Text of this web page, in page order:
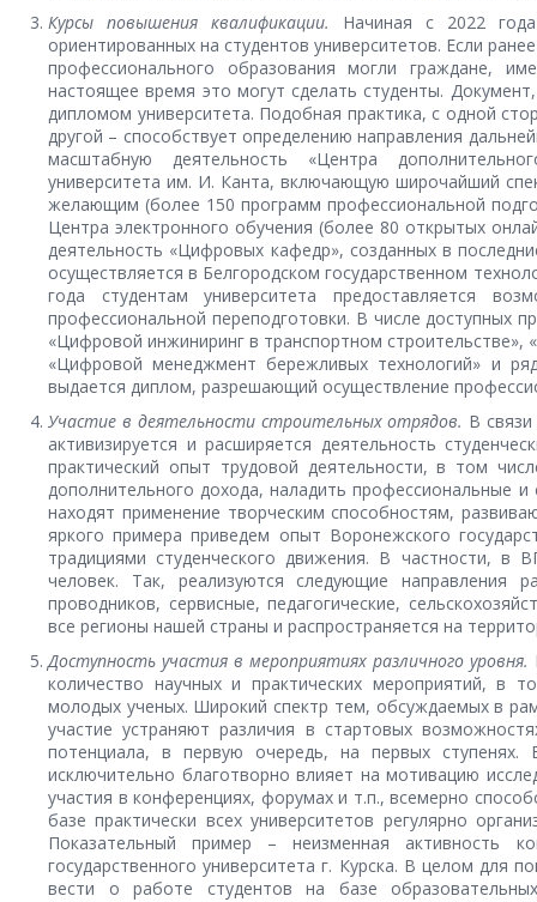
Курсы повышения квалификации. Начиная с 2022
ориентированных на студентов университетов. Если
профессионального образования могли граждане,
настоящее время это могут сделать студенты.
дипломом университета. Подобная практика, с одной
другой – способствует определению направления
масштабную деятельность «Центра
университета им. И. Канта, включающую широчайший
желающим (более 150 программ профессиональной
Центра электронного обучения (более 80 открытых
деятельность «Цифровых кафедр», созданных в
осуществляется в Белгородском государственном
года студентам университета предоставляется
профессиональной переподготовки. В числе доступных
«Цифровой инжиниринг в транспортном
«Цифровой менеджмент бережливых технологий» и
выдается диплом, разрешающий осуществление
Участие в деятельности строительных отрядов. В
активизируется и расширяется деятельность
практический опыт трудовой деятельности, в том
дополнительного дохода, наладить профессиональные
находят применение творческим способностям,
яркого примера приведем опыт Воронежского
традициями студенческого движения. В частности,
человек. Так, реализуются следующие направления
проводников, сервисные, педагогические,
все регионы нашей страны и распространяется на
Доступность участия в мероприятиях различного уровня.
количество научных и практических мероприятий, в
молодых ученых. Широкий спектр тем, обсуждаемых в
участие устраняют различия в стартовых
потенциала, в первую очередь, на первых ступенях.
исключительно благотворно влияет на мотивацию
участия в конференциях, форумах и т.п., всемерно
базе практически всех университетов регулярно
Показательный пример – неизменная активность
государственного университета г. Курска. В целом для
вести о работе студентов на базе